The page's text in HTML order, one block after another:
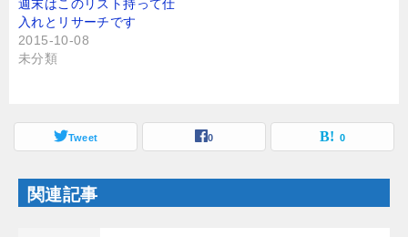
新
し
い
ウ
ィ
ン
き
す
ッ
ク
し
て
し
い
ウ
ン
ド
ウ
で
週末はこのリスト持って仕
入れとリサーチです
2015-10-08
未分類
Tweet 0 0
関連記事